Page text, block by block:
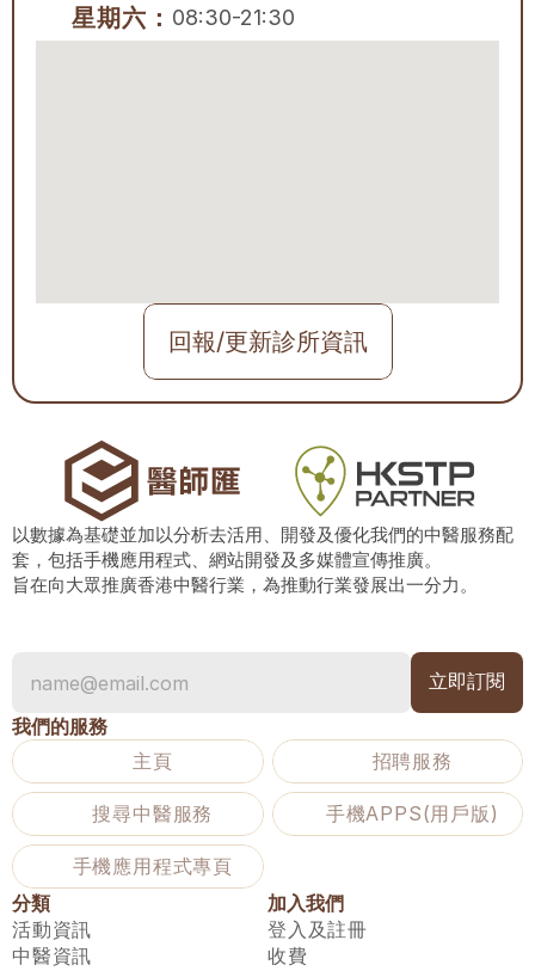
星期六： 08:30-21:30
回報/更新診所資訊
以數據為基礎並加以分析去活用、開發及優化我們的中醫服務配
套，包括手機應用程式、網站開發及多媒體宣傳推廣。
旨在向大眾推廣香港中醫行業，為推動行業發展出一分力。
我們的服務
主頁
招聘服務
搜尋中醫服務 手機APPS(用戶版)
手機應用程式專頁
分類
活動資訊
中醫資訊
加入我們
登入及註冊
收費